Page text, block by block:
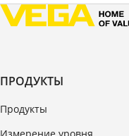
ПРОДУКТЫ
Продукты